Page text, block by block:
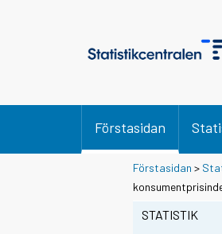
Förstasidan
Förstasidan >
STATISTIK